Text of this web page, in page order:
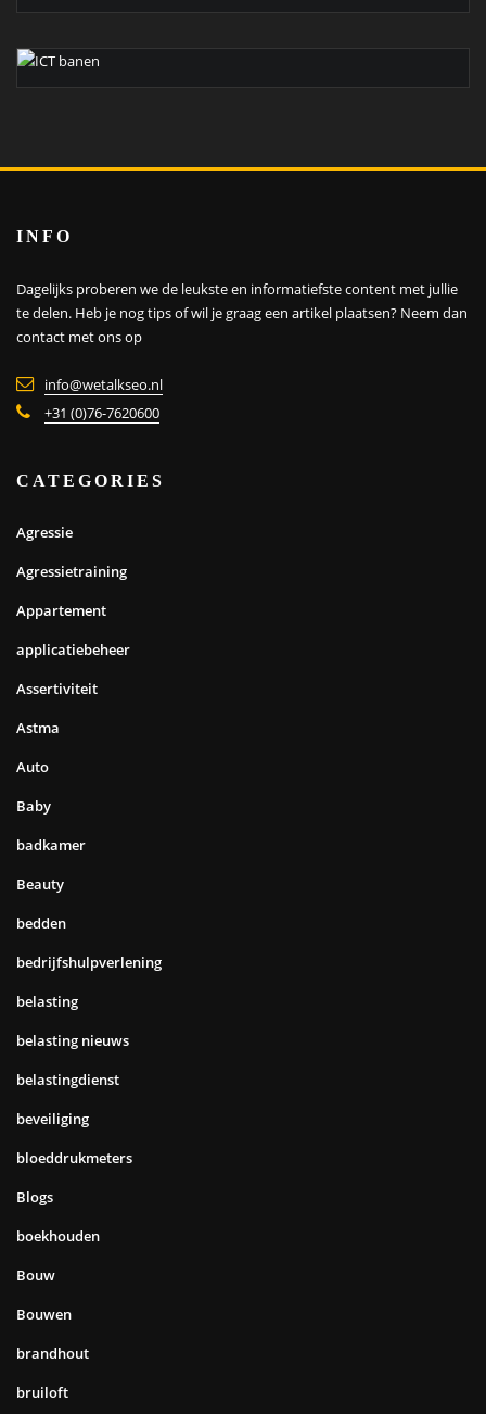
INFO
Dagelijks proberen we de leukste en informatiefste content met jullie
te delen. Heb je nog tips of wil je graag een artikel plaatsen? Neem dan
contact met ons op
info@wetalkseo.nl
+31 (0)76-7620600
CATEGORIES
Agressie
Agressietraining
Appartement
applicatiebeheer
Assertiviteit
Astma
Auto
Baby
badkamer
Beauty
bedden
bedrijfshulpverlening
belasting
belasting nieuws
belastingdienst
beveiliging
bloeddrukmeters
Blogs
boekhouden
Bouw
Bouwen
brandhout
bruiloft